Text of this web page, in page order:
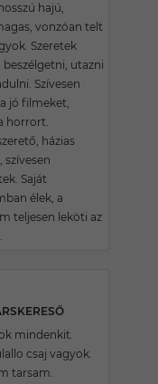
hajú,
vonzóan telt
Szeretek
beszélgetni, utazni
Szívesen
jó filmeket,
horrort.
házias
szívesen
Saját
élek, a
teljesen leköti az
mindenkit.
csaj vagyok.
tarsam.